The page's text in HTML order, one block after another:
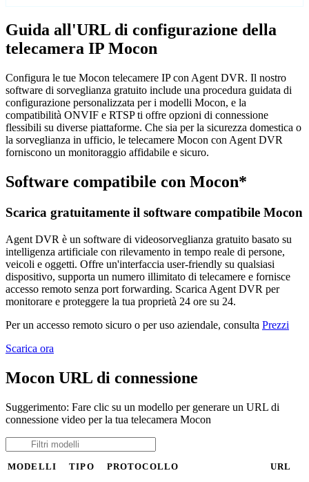
Guida all'URL di configurazione della
telecamera IP Mocon
Configura le tue Mocon telecamere IP con Agent DVR. Il nostro
software di sorveglianza gratuito include una procedura guidata di
configurazione personalizzata per i modelli Mocon, e la
compatibilità ONVIF e RTSP ti offre opzioni di connessione
flessibili su diverse piattaforme. Che sia per la sicurezza domestica o
la sorveglianza in ufficio, le telecamere Mocon con Agent DVR
forniscono un monitoraggio affidabile e sicuro.
Software compatibile con Mocon*
Scarica gratuitamente il software compatibile Mocon
Agent DVR è un software di videosorveglianza gratuito basato su
intelligenza artificiale con rilevamento in tempo reale di persone,
veicoli e oggetti. Offre un'interfaccia user-friendly su qualsiasi
dispositivo, supporta un numero illimitato di telecamere e fornisce
accesso remoto senza port forwarding. Scarica Agent DVR per
monitorare e proteggere la tua proprietà 24 ore su 24.
Per un accesso remoto sicuro o per uso aziendale, consulta Prezzi
Scarica ora
Mocon URL di connessione
Suggerimento: Fare clic su un modello per generare un URL di
connessione video per la tua telecamera Mocon
MODELLI TIPO PROTOCOLLO URL